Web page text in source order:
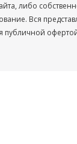
либо
Вся